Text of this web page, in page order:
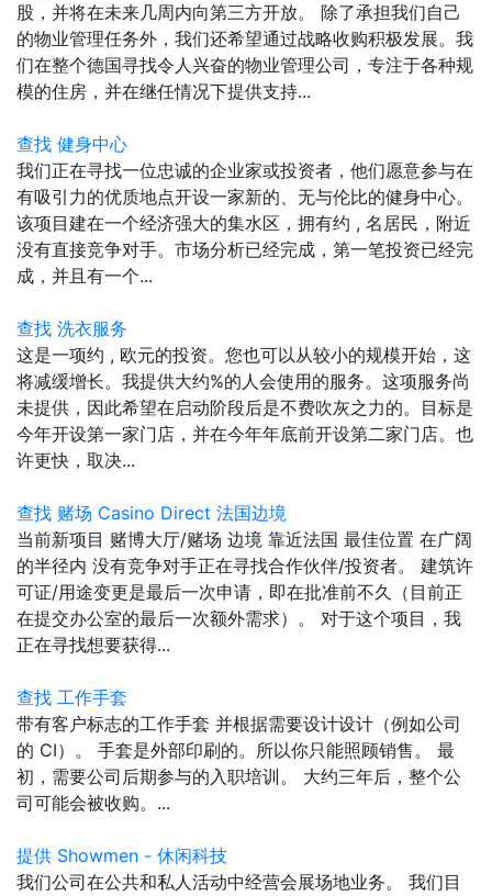
股，并将在未来几周内向第三方开放。 除了承担我们自己
的物业管理任务外，我们还希望通过战略收购积极发展。我
们在整个德国寻找令人兴奋的物业管理公司，专注于各种规
模的住房，并在继任情况下提供支持...
查找 健身中心
我们正在寻找一位忠诚的企业家或投资者，他们愿意参与在
有吸引力的优质地点开设一家新的、无与伦比的健身中心。
该项目建在一个经济强大的集水区，拥有约 , 名居民，附近
没有直接竞争对手。市场分析已经完成，第一笔投资已经完
成，并且有一个...
查找 洗衣服务
这是一项约 , 欧元的投资。您也可以从较小的规模开始，这
将减缓增长。我提供大约%的人会使用的服务。这项服务尚
未提供，因此希望在启动阶段后是不费吹灰之力的。目标是
今年开设第一家门店，并在今年年底前开设第二家门店。也
许更快，取决...
查找 赌场 Casino Direct 法国边境
当前新项目 赌博大厅/赌场 边境 靠近法国 最佳位置 在广阔
的半径内 没有竞争对手正在寻找合作伙伴/投资者。 建筑许
可证/用途变更是最后一次申请，即在批准前不久（目前正
在提交办公室的最后一次额外需求）。 对于这个项目，我
正在寻找想要获得...
查找 工作手套
带有客户标志的工作手套 并根据需要设计设计（例如公司
的 CI）。 手套是外部印刷的。所以你只能照顾销售。 最
初，需要公司后期参与的入职培训。 大约三年后，整个公
司可能会被收购。...
提供 Showmen - 休闲科技
我们公司在公共和私人活动中经营会展场地业务。 我们目